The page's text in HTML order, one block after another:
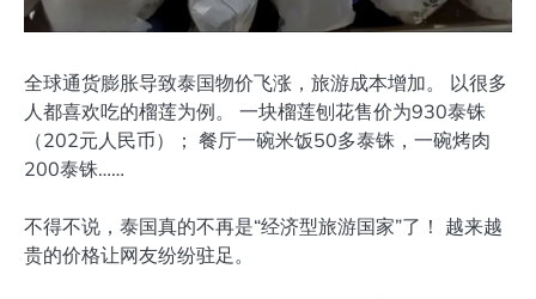
全球通货膨胀导致泰国物价飞涨，旅游成本增加。 以很多
人都喜欢吃的榴莲为例。 一块榴莲刨花售价​​为930泰铢
（202元人民币）； 餐厅一碗米饭50多泰铢，一碗烤肉
200泰铢……
不得不说，泰国真的不再是“经济型旅游国家”了！ 越来越
贵的价格让网友纷纷驻足。